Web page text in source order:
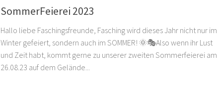
SommerFeierei 2023
Hallo liebe Faschingsfreunde, Fasching wird dieses Jahr nicht nur im
Winter gefeiert, sondern auch im SOMMER! 🌞🎭Also wenn ihr Lust
und Zeit habt, kommt gerne zu unserer zweiten Sommerfeierei am
26.08.23 auf dem Gelände...